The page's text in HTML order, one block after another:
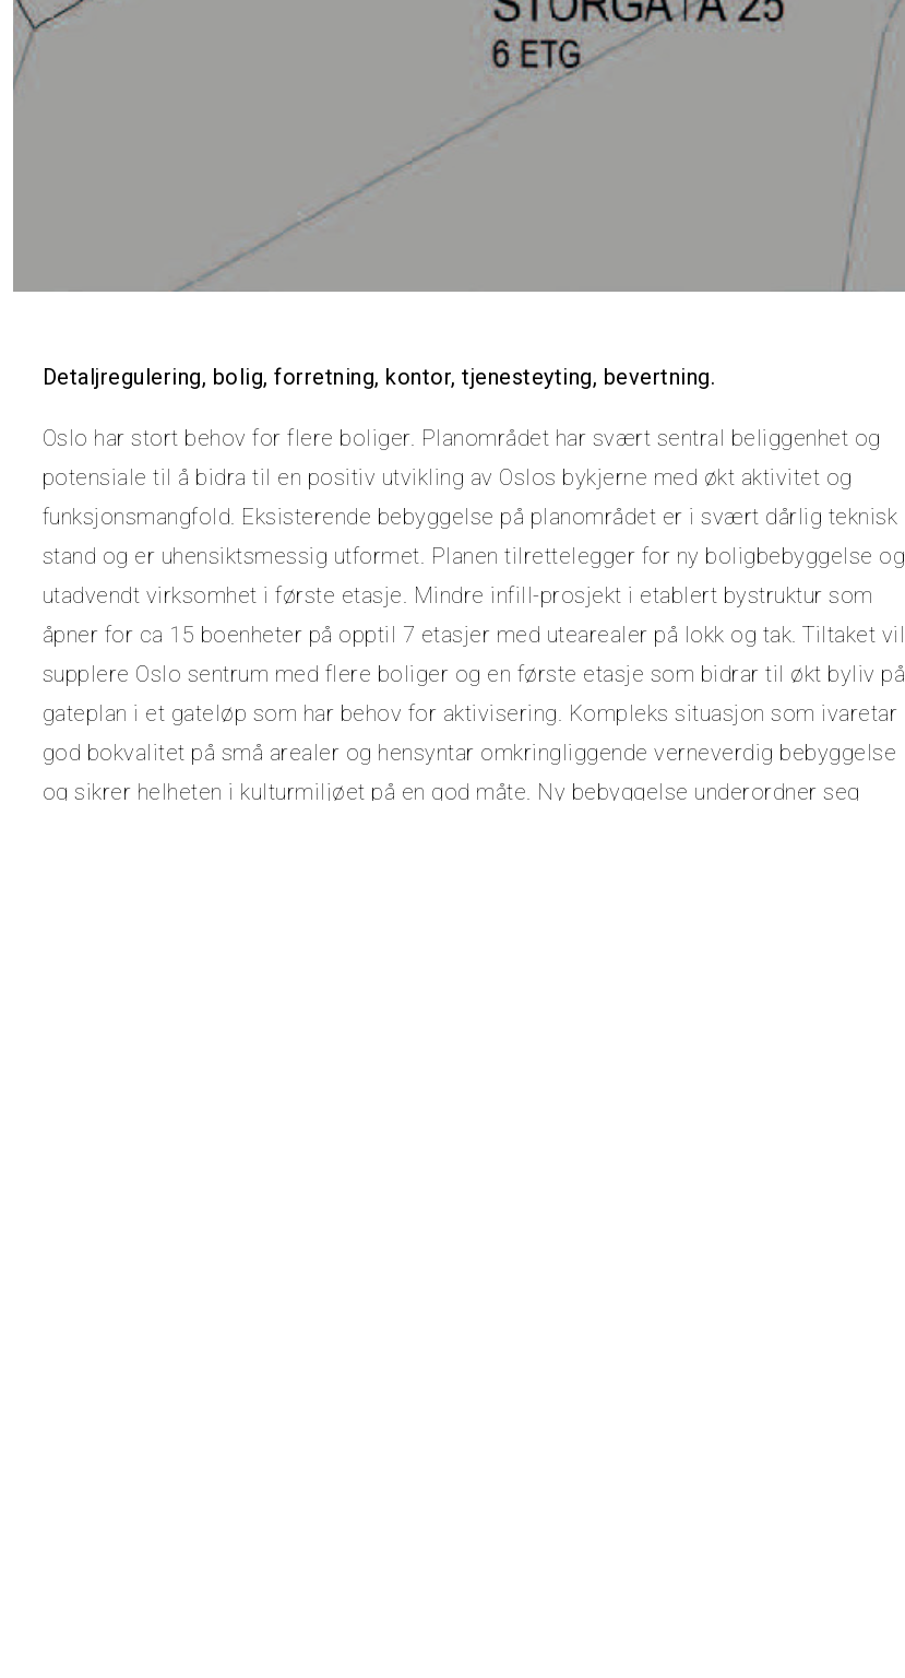
Detaljregulering, bolig, forretning, kontor, tjenesteyting, bevertning.
Oslo har stort behov for flere boliger. Planområdet har svært sentral beliggenhet og
potensiale til å bidra til en positiv utvikling av Oslos bykjerne med økt aktivitet og
funksjonsmangfold. Eksisterende bebyggelse på planområdet er i svært dårlig teknisk
stand og er uhensiktsmessig utformet. Planen tilrettelegger for ny boligbebyggelse og
utadvendt virksomhet i første etasje. Mindre infill-prosjekt i etablert bystruktur som
åpner for ca 15 boenheter på opptil 7 etasjer med utearealer på lokk og tak. Tiltaket vil
supplere Oslo sentrum med flere boliger og en første etasje som bidrar til økt byliv på
gateplan i et gateløp som har behov for aktivisering. Kompleks situasjon som ivaretar
god bokvalitet på små arealer og hensyntar omkringliggende verneverdig bebyggelse
og sikrer helheten i kulturmiljøet på en god måte. Ny bebyggelse underordner seg